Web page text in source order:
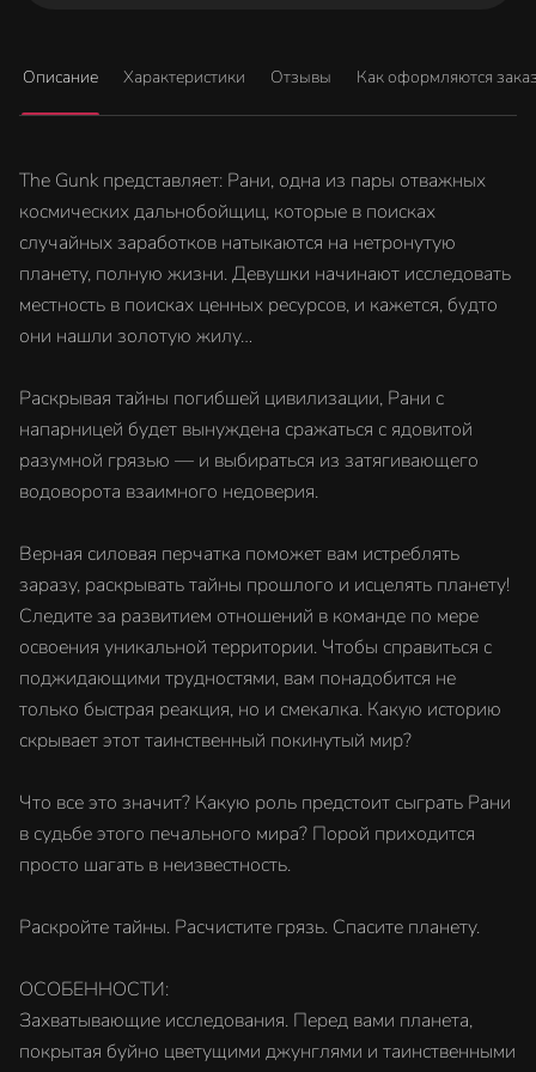
Описание Характеристики Отзывы Как оформляются
The Gunk представляет: Рани, одна из пары отважных
космических дальнобойщиц, которые в поисках
случайных заработков натыкаются на нетронутую
планету, полную жизни. Девушки начинают исследовать
местность в поисках ценных ресурсов, и кажется, будто
они нашли золотую жилу…
Раскрывая тайны погибшей цивилизации, Рани с
напарницей будет вынуждена сражаться с ядовитой
разумной грязью — и выбираться из затягивающего
водоворота взаимного недоверия.
Верная силовая перчатка поможет вам истреблять
заразу, раскрывать тайны прошлого и исцелять планету!
Следите за развитием отношений в команде по мере
освоения уникальной территории. Чтобы справиться с
поджидающими трудностями, вам понадобится не
только быстрая реакция, но и смекалка. Какую историю
скрывает этот таинственный покинутый мир?
Что все это значит? Какую роль предстоит сыграть Рани
в судьбе этого печального мира? Порой приходится
просто шагать в неизвестность.
Раскройте тайны. Расчистите грязь. Спасите планету.
ОСОБЕННОСТИ:
Захватывающие исследования. Перед вами планета,
покрытая буйно цветущими джунглями и таинственными